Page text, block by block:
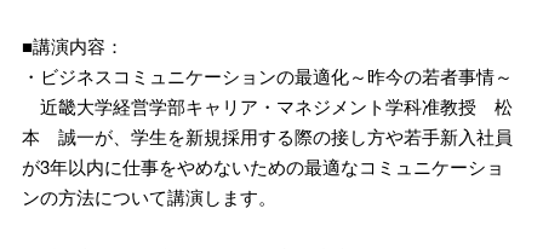
■講演内容：
・ビジネスコミュニケーションの最適化～昨今の若者事情～
近畿大学経営学部キャリア・マネジメント学科准教授 松
本 誠一が、学生を新規採用する際の接し方や若手新入社員
が3年以内に仕事をやめないための最適なコミュニケーショ
ンの方法について講演します。